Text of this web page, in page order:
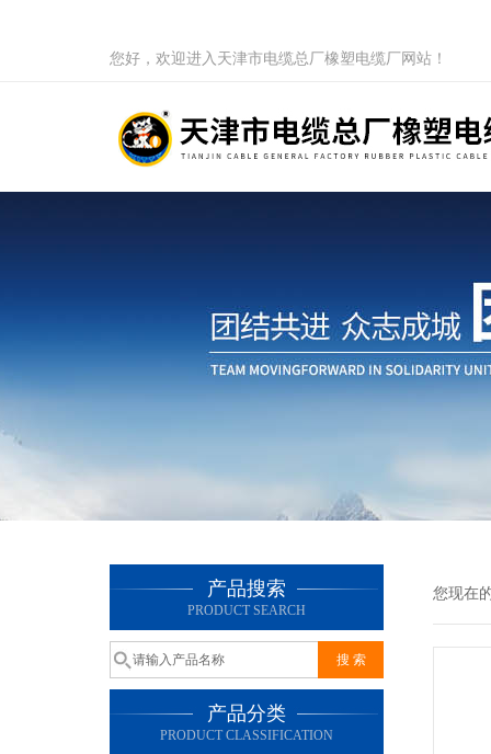
您好，欢迎进入天津市电缆总厂橡塑电缆厂网站！
产品搜索
PRODUCT SEARCH
产品分类
PRODUCT CLASSIFICATION
您现在